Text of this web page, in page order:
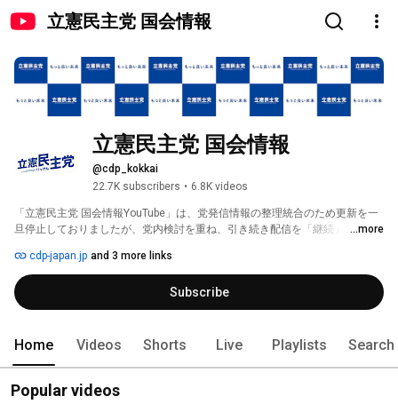
立憲民主党 国会情報
立憲民主党 国会情報
@cdp_kokkai
22.7K subscribers • 6.8K videos
「立憲民主党 国会情報YouTube」は、党発信情報の整理統合のため更新を一
旦停止しておりましたが、党内検討を重ね、引き続き配信を「継続」するこ
...more
cdp-japan.jp and 3 more links
Subscribe
Home Videos Shorts Live Playlists Search
Popular videos